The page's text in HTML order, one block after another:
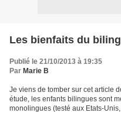
Les bienfaits du
Publié le 21/10/2013 à 19:35
Par Marie B
Je viens de tomber sur cet article
étude, les enfants bilingues sont
monolingues (testé aux Etats-